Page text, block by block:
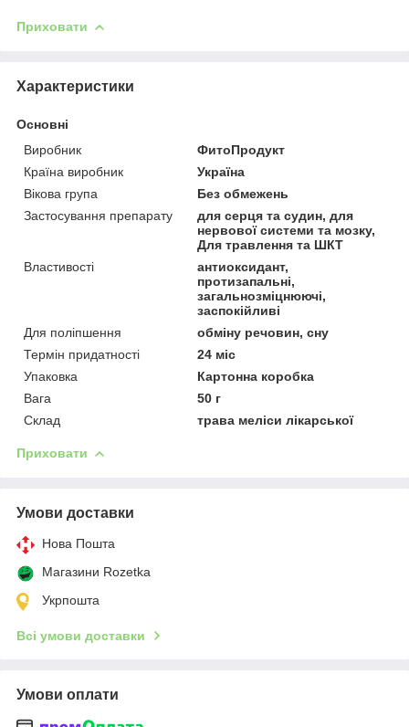
Приховати
Характеристики
Основні
Виробник
ФитоПродукт
Країна виробник
Україна
Вікова група
Без обмежень
Застосування препарату
для серця та судин, для
нервової системи та мозку,
Для травлення та ШКТ
Властивості
антиоксидант,
протизапальні,
загальнозміцнюючі,
заспокійливі
Для поліпшення
обміну речовин, сну
Термін придатності
24 міс
Упаковка
Картонна коробка
Вага
50 г
Склад
трава меліси лікарської
Приховати
Умови доставки
Нова Пошта
Магазини Rozetka
Укрпошта
Всі умови доставки
Умови оплати